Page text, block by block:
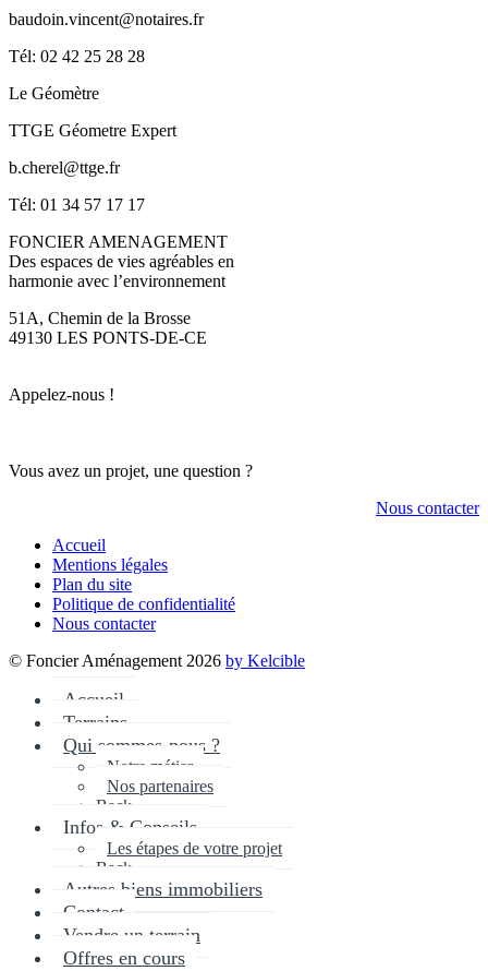
baudoin.vincent@notaires.fr
Tél: 02 42 25 28 28
Le Géomètre
TTGE Géometre Expert
b.cherel@ttge.fr
Tél: 01 34 57 17 17
FONCIER AMENAGEMENT
Des espaces de vies agréables en
harmonie avec l’environnement
51A, Chemin de la Brosse
49130 LES PONTS-DE-CE
Appelez-nous !
Vous avez un projet, une question ?
Nous contacter
Accueil
Mentions légales
Plan du site
Politique de confidentialité
Nous contacter
© Foncier Aménagement 2026 by Kelcible
Accueil
Terrains
Qui sommes-nous ?
Notre métier
Nos partenaires
Back
Infos & Conseils
Les étapes de votre projet
Back
Autres biens immobiliers
Contact
Vendre un terrain
Offres en cours